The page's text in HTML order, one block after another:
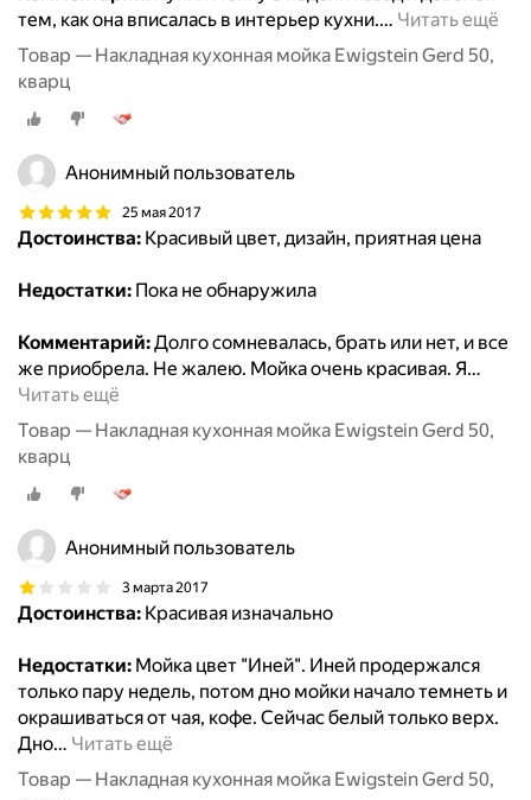
тем, как она вписалась в интерьер кухни.… Читать ещё
Товар — Накладная кухонная мойка Ewigstein Gerd 50,
кварц
Анонимный пользователь
25 мая 2017
Достоинства: Красивый цвет, дизайн, приятная цена
Недостатки: Пока не обнаружила
Комментарий:Долго сомневалась, брать или нет, и все
же приобрела. Не жалею. Мойка очень красивая. Я…
Читать ещё
Товар — Накладная кухонная мойка Ewigstein Gerd 50,
кварц
Анонимный пользователь
3 марта 2017
Достоинства: Красивая изначально
Недостатки: Мойка цвет "Иней". Иней продержался
только пару недель, потом дно мойки начало темнеть и
окрашиваться от чая, кофе. Сейчас белый только верх.
Дно… Читать ещё
Товар — Накладная кухонная мойка Ewigstein Gerd 50,